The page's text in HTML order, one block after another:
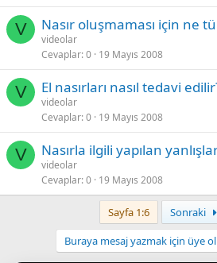
V Nasır oluşmaması için ne
videolar
Cevaplar 0 19 Mayıs 2008
V El nasırları nasıl tedavi
videolar
Cevaplar 0 19 Mayıs 2008
V Nasırla ilgili yapılan
videolar
Cevaplar 0 19 Mayıs 2008
Sayfa 1:6 Sonraki
Buraya mesaj yazmak için üye